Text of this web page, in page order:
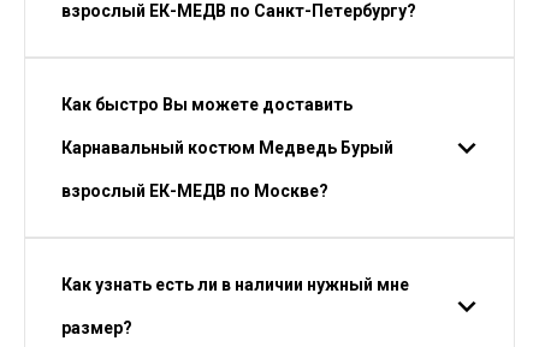
взрослый ЕК-МЕДВ по Санкт-Петербургу?
Как быстро Вы можете доставить
Карнавальный костюм Медведь Бурый
взрослый ЕК-МЕДВ по Москве?
Как узнать есть ли в наличии нужный мне
размер?